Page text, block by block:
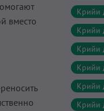
вместо
Крийи
Крийи
Крийи
Крийи
Крийи
Крийи